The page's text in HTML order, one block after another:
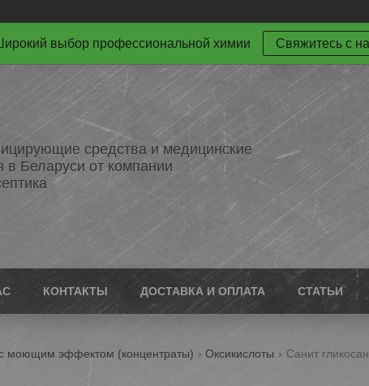
выбор профессиональной химии Свяжитесь с
средства и медицинские
в Беларуси от компании
КОНТАКТЫ ДОСТАВКА И ОПЛАТА СТАТЬИ
моющим эффектом (концентраты) Оксикислоты